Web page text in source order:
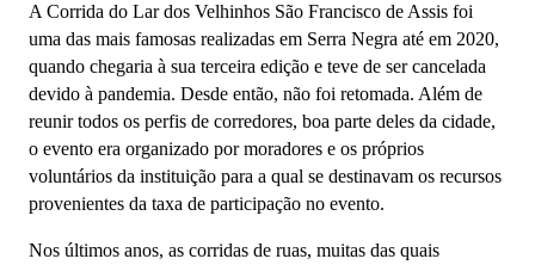
A Corrida do Lar dos Velhinhos São Francisco de Assis foi
uma das mais famosas realizadas em Serra Negra até em 2020,
quando chegaria à sua terceira edição e teve de ser cancelada
devido à pandemia. Desde então, não foi retomada. Além de
reunir todos os perfis de corredores, boa parte deles da cidade,
o evento era organizado por moradores e os próprios
voluntários da instituição para a qual se destinavam os recursos
provenientes da taxa de participação no evento.
Nos últimos anos, as corridas de ruas, muitas das quais